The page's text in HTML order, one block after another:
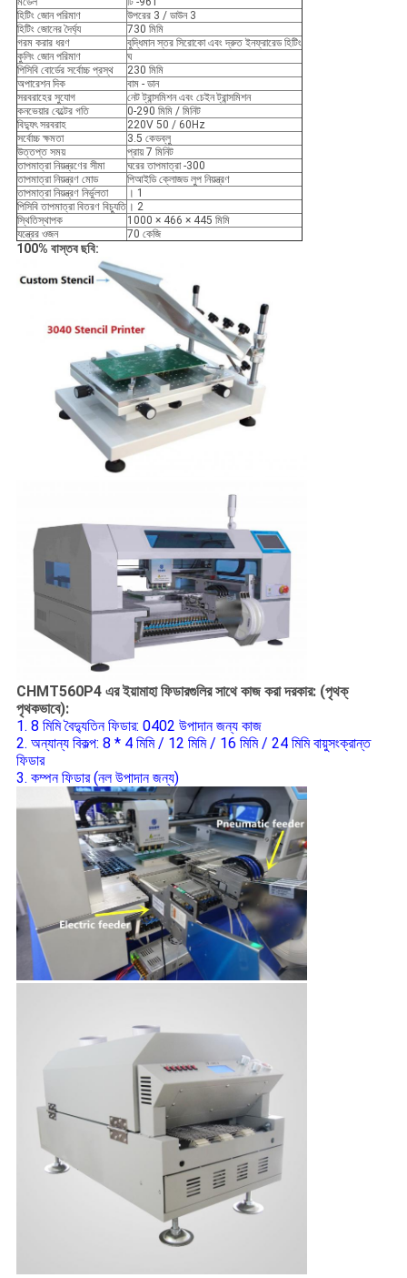
হিটিং জোন পরিমাণ
উপরের 3 / ডাউন 3
হিটিং জোনের দৈর্ঘ্য
730 মিমি
গরম করার ধরণ
বুদ্ধিমান স্তর সিরোকো এবং দ্রুত ইনফ্রারেড হিটিং
কুলিং জোন পরিমাণ
ঘ
পিসিবি বোর্ডের সর্বোচ্চ প্রস্থ
230 মিমি
অপারেশন দিক
বাম - ডান
সরবরাহের সুযোগ
নেট ট্রান্সমিশন এবং চেইন ট্রান্সমিশন
কনভেয়ার বেল্টের গতি
0-290 মিমি / মিনিট
বিদ্যুৎ সরবরাহ
220V 50 / 60Hz
সর্বোচ্চ ক্ষমতা
3.5 কেডব্লু
উত্তপ্ত সময়
প্রায় 7 মিনিট
তাপমাত্রা নিয়ন্ত্রণের সীমা
ঘরের তাপমাত্রা -300
তাপমাত্রা নিয়ন্ত্রণ মোড
পিআইডি ক্লোজড লুপ নিয়ন্ত্রণ
তাপমাত্রা নিয়ন্ত্রণ নির্ভুলতা
। 1
পিসিবি তাপমাত্রা বিতরণ বিচ্যুতি । 2
স্থিতিস্থাপক
1000 × 466 × 445 মিমি
যন্ত্রের ওজন
70 কেজি
100% বাস্তব ছবি:
CHMT560P4 এর ইয়ামাহা ফিডারগুলির সাথে কাজ করা দরকার: (পৃথক্
পৃথকভাবে):
1. 8 মিমি বৈদ্যুতিন ফিডার: 0402 উপাদান জন্য কাজ
2. অন্যান্য বিকল্প: 8 * 4 মিমি / 12 মিমি / 16 মিমি / 24 মিমি বায়ুসংক্রান্ত
ফিডার
3. কম্পন ফিডার (নল উপাদান জন্য)